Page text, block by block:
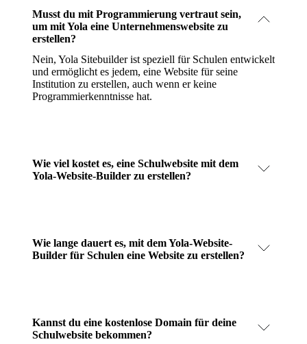
Musst du mit Programmierung vertraut sein,
um mit Yola eine Unternehmenswebsite zu
erstellen?
Nein, Yola Sitebuilder ist speziell für Schulen entwickelt
und ermöglicht es jedem, eine Website für seine
Institution zu erstellen, auch wenn er keine
Programmierkenntnisse hat.
Wie viel kostet es, eine Schulwebsite mit dem
Yola-Website-Builder zu erstellen?
Wie lange dauert es, mit dem Yola-Website-
Builder für Schulen eine Website zu erstellen?
Kannst du eine kostenlose Domain für deine
Schulwebsite bekommen?